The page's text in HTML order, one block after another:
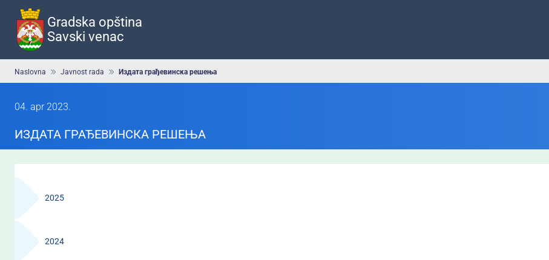
Preskoči
glavni
sadržaja
Gradska opština
Savski venac
Breadcrumb
Naslovna Javnost rada Издата грађевинска решења
04. apr 2023.
ИЗДАТА ГРАЂЕВИНСКА РЕШЕЊА
2025
2024